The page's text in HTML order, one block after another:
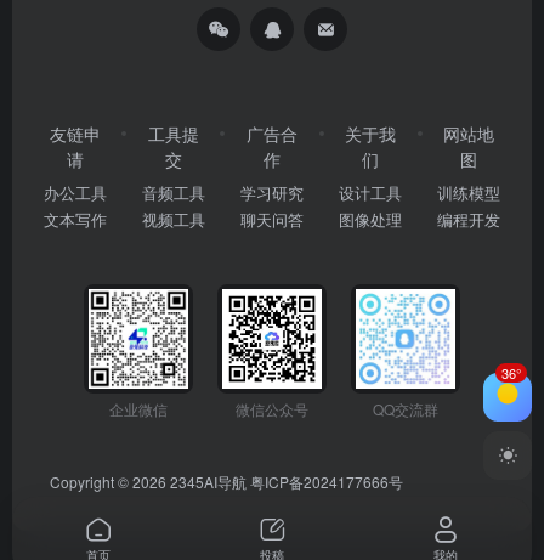
友链申
请
办公工具
文本写作
工具提
交
音频工具
视频工具
广告合
作
学习研究
聊天问答
关于我
们
设计工具
图像处理
网站地
图
训练模型
编程开发
企业微信 微信公众号 QQ交流群
Copyright © 2026 2345AI导航 粤ICP备2024177666号
36°
首页 投稿 我的